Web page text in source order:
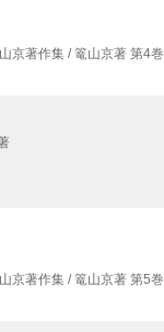
京著作集 / 篭山京著 第4巻
京著作集 / 篭山京著 第5巻